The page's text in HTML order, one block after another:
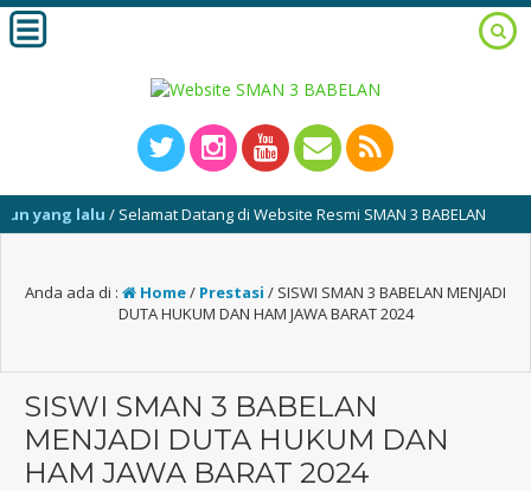
lalu/ Selamat Datang di Website Resmi SMAN 3 BABELAN
Anda ada di : Home/ Prestasi / SISWI SMAN 3 BABELAN MENJADI
DUTA HUKUM DAN HAM JAWA BARAT 2024
SISWI SMAN 3 BABELAN
MENJADI DUTA HUKUM DAN
HAM JAWA BARAT 2024